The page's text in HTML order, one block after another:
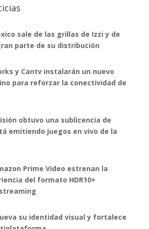
sale de las grillas de Izzi y de
parte de su distribución
y Cantv instalarán un nuevo
para reforzar la conectividad de
obtuvo una sublicencia de
emitiendo juegos en vivo de la
Prime Video estrenan la
del formato HDR10+
su identidad visual y fortalece